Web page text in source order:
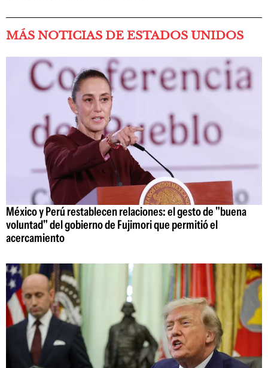
MÁS NOTICIAS DE ESTADOS UNIDOS
México y Perú restablecen relaciones: el gesto de "buena
voluntad" del gobierno de Fujimori que permitió el
acercamiento